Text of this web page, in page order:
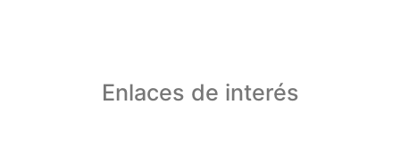
Enlaces de interés